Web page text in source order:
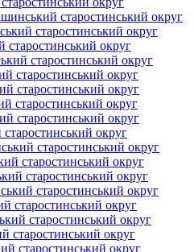
старостинський округ
старостинський округ
старостинський округ
старостинський округ
старостинський округ
старостинський округ
старостинський округ
старостинський округ
округ
старостинський округ
старостинський округ
старостинський округ
старостинський округ
старостинський округ
старостинський округ
старостинський округ
старостинський округ